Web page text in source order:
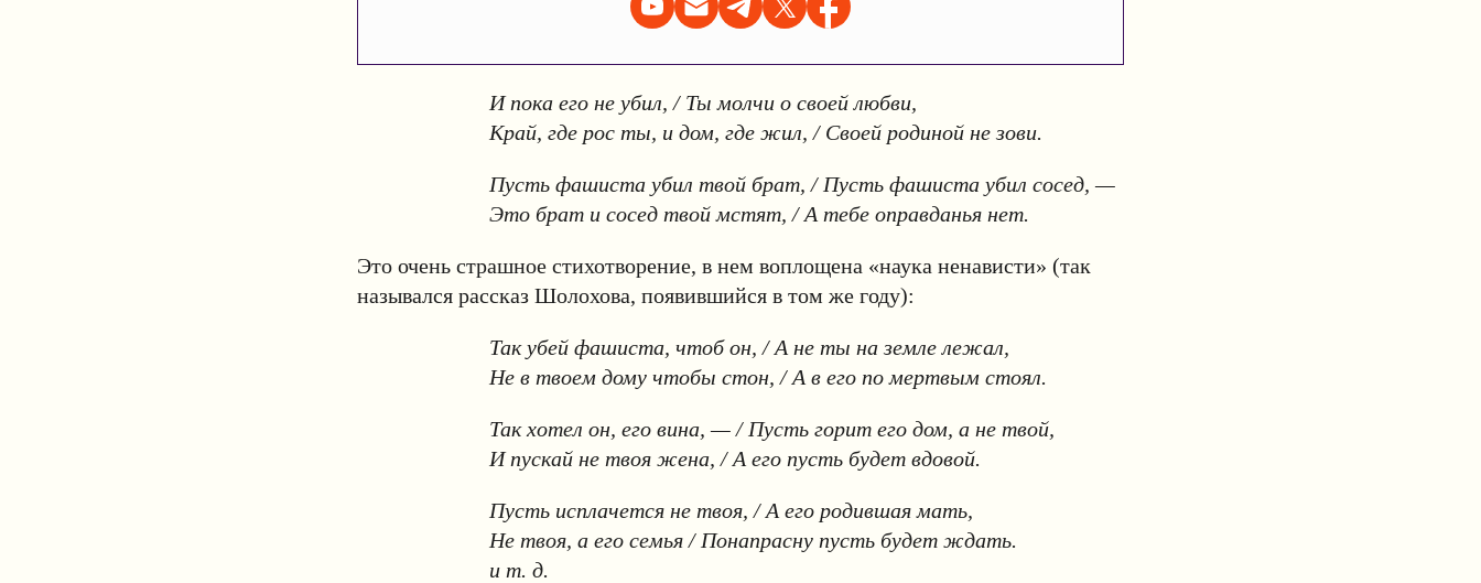
И пока его не убил, / Ты молчи о своей любви,
Край, где рос ты, и дом, где жил, / Своей родиной не зови.
Пусть фашиста убил твой брат, / Пусть фашиста убил сосед, —
Это брат и сосед твой мстят, / А тебе оправданья нет.
Это очень страшное стихотворение, в нем воплощена «наука ненависти» (так
назывался рассказ Шолохова, появившийся в том же году):
Так убей фашиста, чтоб он, / А не ты на земле лежал,
Не в твоем дому чтобы стон, / А в его по мертвым стоял.
Так хотел он, его вина, — / Пусть горит его дом, а не твой,
И пускай не твоя жена, / А его пусть будет вдовой.
Пусть исплачется не твоя, / А его родившая мать,
Не твоя, а его семья / Понапрасну пусть будет ждать.
и т. д.